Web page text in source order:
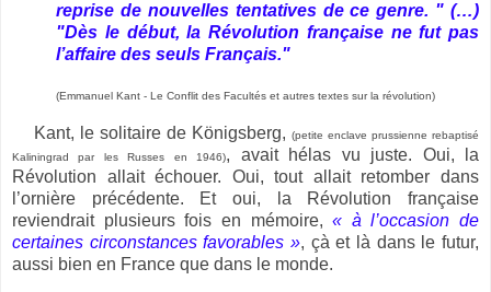
reprise de nouvelles tentatives de ce genre. " (…)
"Dès le début, la Révolution française ne fut pas
l’affaire des seuls Français."
(Emmanuel Kant - Le Conflit des Facultés et autres textes sur la révolution)
Kant, le solitaire de Königsberg, (petite enclave prussienne rebaptisé
Kaliningrad par les Russes en 1946), avait hélas vu juste. Oui, la
Révolution allait échouer. Oui, tout allait retomber dans
l’ornière précédente. Et oui, la Révolution française
reviendrait plusieurs fois en mémoire,« à l’occasion de
certaines circonstances favorables », çà et là dans le futur,
aussi bien en France que dans le monde.